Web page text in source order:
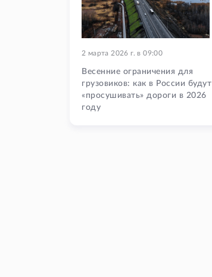
2 марта 2026 г. в09:00
Весенние ограничения для
грузовиков: как в России будут
«просушивать» дороги в 2026
году